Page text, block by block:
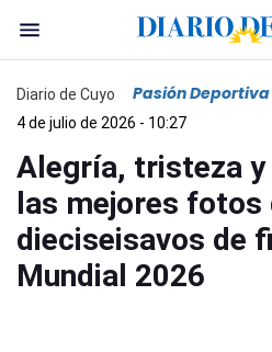
Diario de Cuyo Pasión Deportiva
4 de julio de 2026 - 10:27
Alegría, tristeza y
las mejores fotos
dieciseisavos de
Mundial 2026